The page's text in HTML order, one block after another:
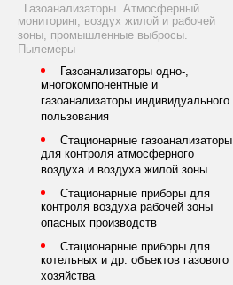
Газоанализаторы. Атмосферный
мониторинг, воздух жилой и рабочей
зоны, промышленные выбросы.
Пылемеры
Газоанализаторы одно-,
многокомпонентные и
газоанализаторы индивидуального
пользования
Стационарные газоанализаторы
для контроля атмосферного
воздуха и воздуха жилой зоны
Стационарные приборы для
контроля воздуха рабочей зоны
опасных производств
Стационарные приборы для
котельных и др. объектов газового
хозяйства